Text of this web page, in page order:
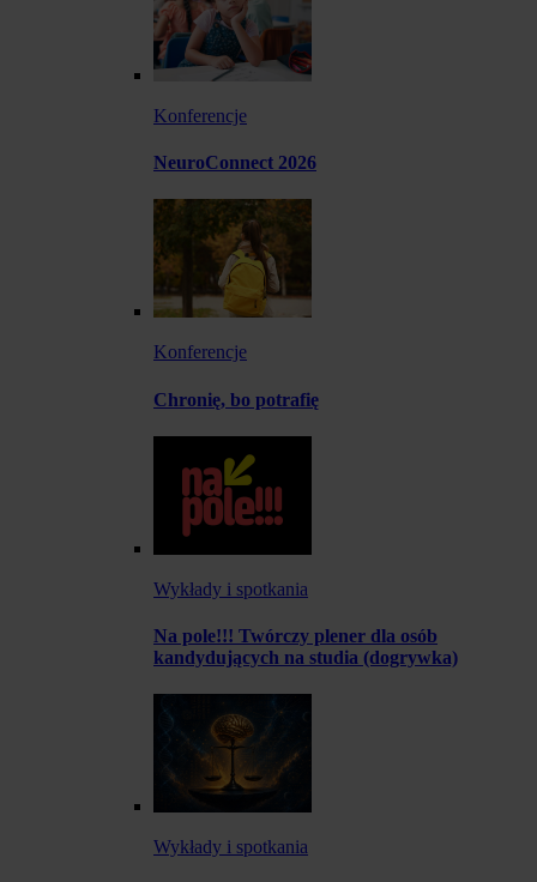
Konferencje
NeuroConnect 2026
Konferencje
Chronię, bo potrafię
Wykłady i spotkania
Na pole!!! Twórczy plener dla osób
kandydujących na studia (dogrywka)
Wykłady i spotkania